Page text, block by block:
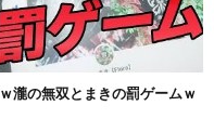
瀧の無双とまきの罰ゲームｗ